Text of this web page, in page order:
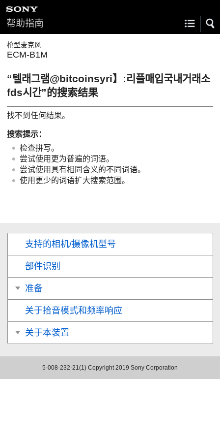
帮助指南
枪型麦克风
ECM-B1M
“텔래그램@bitcoinsyri】:리플매입국내거래소
fds시간”的搜索结果
找不到任何结果。
搜索提示：
检查拼写。
尝试使用更为普遍的词语。
尝试使用具有相同含义的不同词语。
使用更少的词语扩大搜索范围。
支持的相机/摄像机型号
部件识别
准备
关于拾音模式和频率响应
关于本装置
5-008-232-21(1) Copyright 2019 Sony Corporation